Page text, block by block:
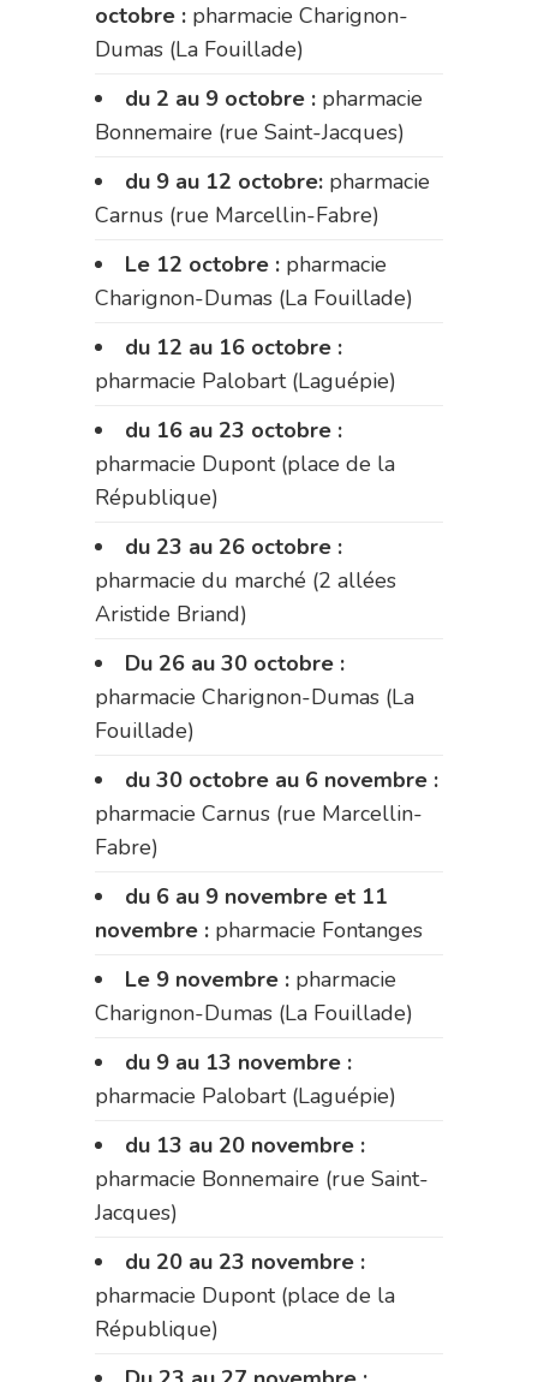
octobre : pharmacie Charignon-
Dumas (La Fouillade)
du 2 au 9 octobre : pharmacie
Bonnemaire (rue Saint-Jacques)
du 9 au 12 octobre: pharmacie
Carnus (rue Marcellin-Fabre)
Le 12 octobre : pharmacie
Charignon-Dumas (La Fouillade)
du 12 au 16 octobre :
pharmacie Palobart (Laguépie)
du 16 au 23 octobre :
pharmacie Dupont (place de la
République)
du 23 au 26 octobre :
pharmacie du marché (2 allées
Aristide Briand)
Du 26 au 30 octobre :
pharmacie Charignon-Dumas (La
Fouillade)
du 30 octobre au 6 novembre :
pharmacie Carnus (rue Marcellin-
Fabre)
du 6 au 9 novembre et 11
novembre : pharmacie Fontanges
Le 9 novembre : pharmacie
Charignon-Dumas (La Fouillade)
du 9 au 13 novembre :
pharmacie Palobart (Laguépie)
du 13 au 20 novembre :
pharmacie Bonnemaire (rue Saint-
Jacques)
du 20 au 23 novembre :
pharmacie Dupont (place de la
République)